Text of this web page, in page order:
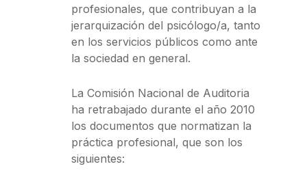
profesionales, que contribuyan a la
jerarquización del psicólogo/a, tanto
en los servicios públicos como ante
la sociedad en general.
La Comisión Nacional de Auditoria
ha retrabajado durante el año 2010
los documentos que normatizan la
práctica profesional, que son los
siguientes: